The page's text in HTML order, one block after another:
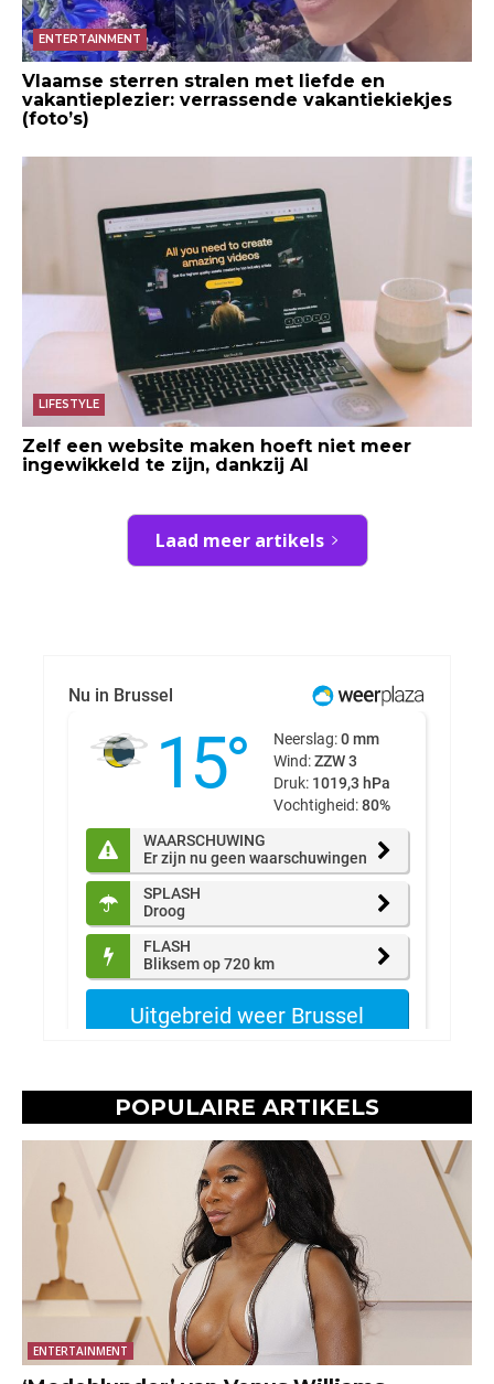
ENTERTAINMENT
Vlaamse sterren stralen met liefde en
vakantieplezier: verrassende vakantiekiekjes
(foto’s)
LIFESTYLE
Zelf een website maken hoeft niet meer
ingewikkeld te zijn, dankzij AI
Laad meer artikels
POPULAIRE ARTIKELS
ENTERTAINMENT